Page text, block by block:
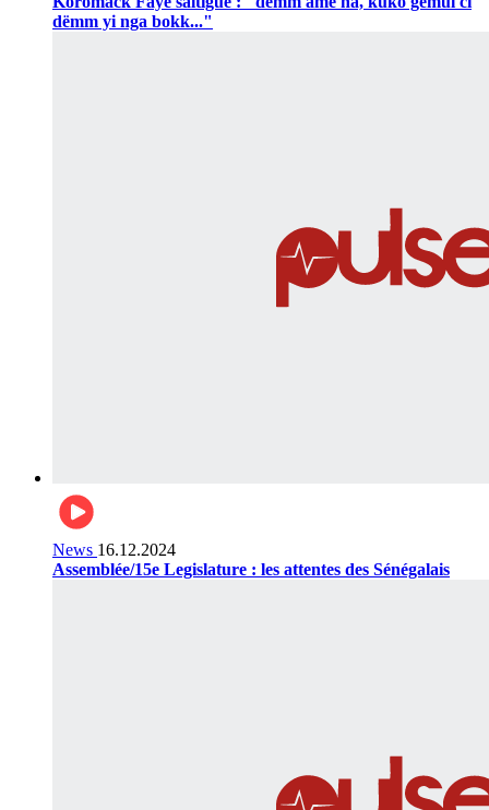
dëmm yi nga bokk..."
News 16.12.2024
Assemblée/15e Legislature : les attentes des Sénégalais